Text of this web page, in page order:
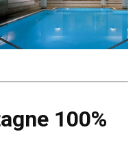
100%